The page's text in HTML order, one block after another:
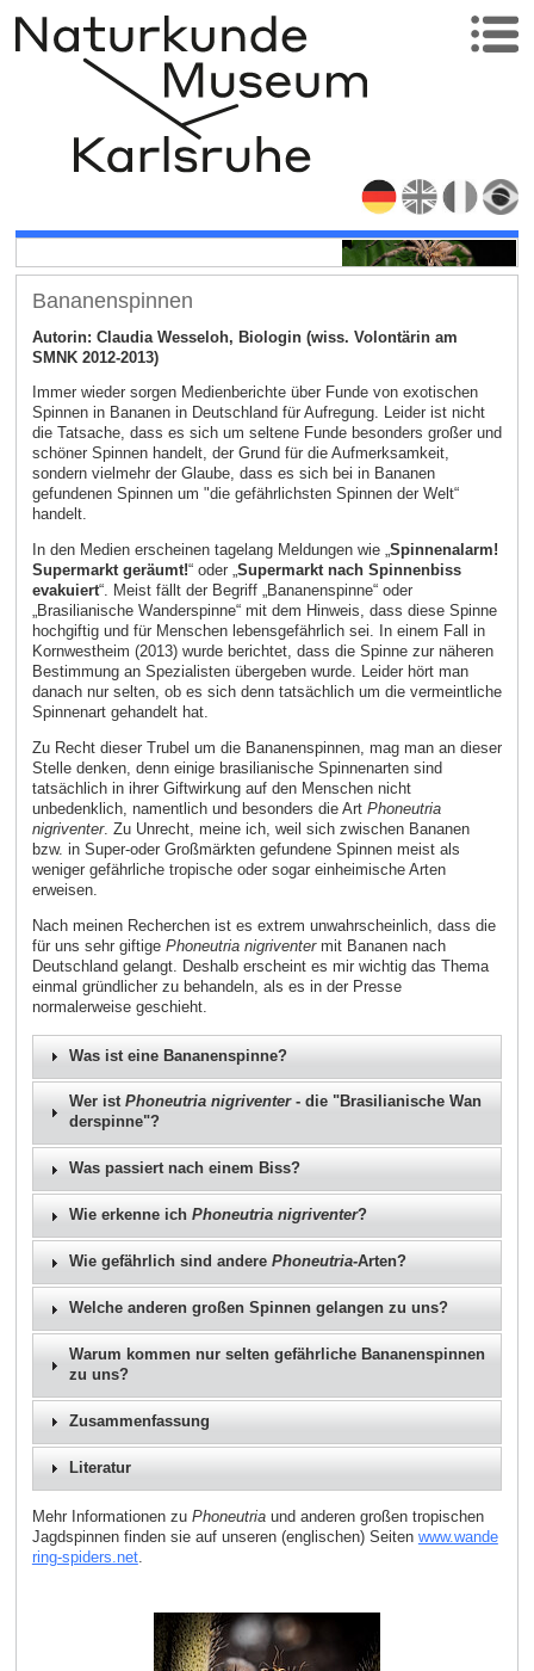
Bananenspinnen
Autorin: Claudia Wesseloh, Biologin (wiss. Volontärin am
SMNK 2012-2013)
Immer wieder sorgen Medienberichte über Funde von exotischen
Spinnen in Bananen in Deutschland für Aufregung. Leider ist nicht
die Tatsache, dass es sich um seltene Funde besonders großer und
schöner Spinnen handelt, der Grund für die Aufmerksamkeit,
sondern vielmehr der Glaube, dass es sich bei in Bananen
gefundenen Spinnen um "die gefährlichsten Spinnen der Welt“
handelt.
In den Medien erscheinen tagelang Meldungen wie „Spinnenalarm!
Supermarkt geräumt!“ oder „Supermarkt nach Spinnenbiss
evakuiert“. Meist fällt der Begriff „Bananenspinne“ oder
„Brasilianische Wanderspinne“ mit dem Hinweis, dass diese Spinne
hochgiftig und für Menschen lebensgefährlich sei. In einem Fall in
Kornwestheim (2013) wurde berichtet, dass die Spinne zur näheren
Bestimmung an Spezialisten übergeben wurde. Leider hört man
danach nur selten, ob es sich denn tatsächlich um die vermeintliche
Spinnenart gehandelt hat.
Zu Recht dieser Trubel um die Bananenspinnen, mag man an dieser
Stelle denken, denn einige brasilianische Spinnenarten sind
tatsächlich in ihrer Giftwirkung auf den Menschen nicht
unbedenklich, namentlich und besonders die Art Phoneutria
nigriventer. Zu Unrecht, meine ich, weil sich zwischen Bananen
bzw. in Super-oder Großmärkten gefundene Spinnen meist als
weniger gefährliche tropische oder sogar einheimische Arten
erweisen.
Nach meinen Recherchen ist es extrem unwahrscheinlich, dass die
für uns sehr giftige Phoneutria nigriventermit Bananen nach
Deutschland gelangt. Deshalb erscheint es mir wichtig das Thema
einmal gründlicher zu behandeln, als es in der Presse
normalerweise geschieht.
Was ist eine Bananenspinne?
Wer istPhoneutria nigriventer- die "Brasilianische Wan
derspinne"?
Was passiert nach einem Biss?
Wie erkenne ichPhoneutria nigriventer?
Wie gefährlich sind anderePhoneutria-Arten?
Welche anderen großen Spinnen gelangen zu uns?
Warum kommen nur selten gefährliche Bananenspinnen
zu uns?
Zusammenfassung
Literatur
Mehr Informationen zu Phoneutria und anderen großen tropischen
Jagdspinnen finden sie auf unseren (englischen) Seiten www.wande
ring-spiders.net.